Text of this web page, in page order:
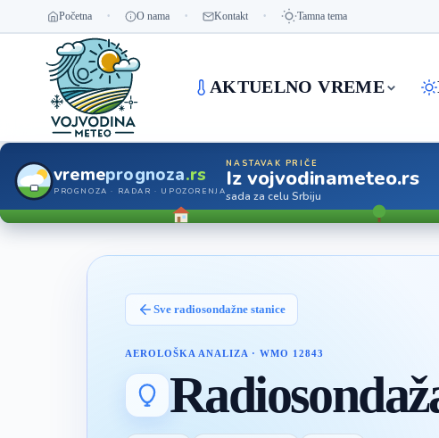
Početna O nama Kontakt Tamna tema
AKTUELNO VREME
vremeprognoza.rs
PROGNOZA · RADAR · UPOZORENJA
NASTAVAK PRIČE
Iz vojvodinameteo.rs
sada za celu Srbiju
Sve radiosondažne stanice
AEROLOŠKA ANALIZA · WMO 12843